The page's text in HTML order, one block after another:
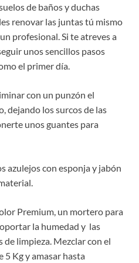
de baños y duchas
renovar las juntas tú mismo
profesional. Si te atreves a
unos sencillos pasos
el primer día.
con un punzón el
dejando los surcos de las
unos guantes para
azulejos con esponja y jabón
Premium, un mortero para
la humedad y las
limpieza. Mezclar con el
5 Kg y amasar hasta